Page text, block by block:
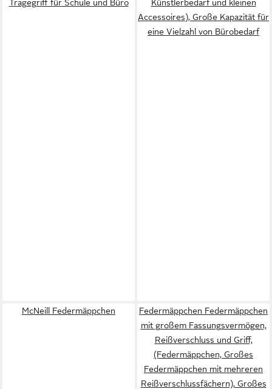
Tragegriff für Schule und Büro
Künstlerbedarf und kleinen
Accessoires), Große Kapazität für
eine Vielzahl von Bürobedarf
McNeill Federmäppchen
Federmäppchen Federmäppchen
mit großem Fassungsvermögen,
Reißverschluss und Griff,
(Federmäppchen, Großes
Federmäppchen mit mehreren
Reißverschlussfächern), Großes